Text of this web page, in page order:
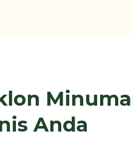
Anda